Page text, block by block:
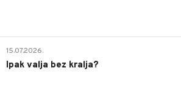
15.07.2026.
Ipak valja bez kralja?